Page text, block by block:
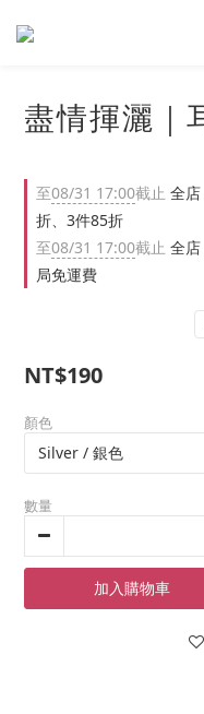
盡情揮灑｜
至08/31 17:00截止 全
折、3件85折
至08/31 17:00截止 全
局免運費
NT$190
顏色
數量
加入購物車